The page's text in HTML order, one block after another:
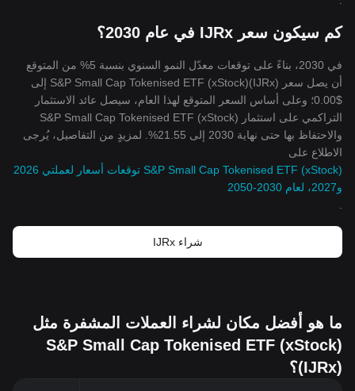
كم سيكون سعر IJRx في عام 2030؟
في 2030، بناءً على توقعات معدّل النمو السنوي بنسبة 5% من المتوقع
أن يصل سعر S&P Small Cap Tokenised ETF (xStock)(IJRx) إلى
$0.00؛ وعلى أساس السعر المتوقع لهذا العام، سيصل عائد الاستثمار
التراكمي على استثمار S&P Small Cap Tokenised ETF (xStock)
والاحتفاظ بها حتى نهاية 2030 إلى 21.55%. لمزيدٍ من التفاصيل، يُرجى
الاطلاع على
S&P Small Cap Tokenised ETF (xStock) توقعات أسعار لعملتي 2026
و2027، لعام 2030-2050
شراء IJRx
ما هو أفضل مكان لشراء العملات المشفرة مثل
S&P Small Cap Tokenised ETF (xStock)
(IJRx)؟